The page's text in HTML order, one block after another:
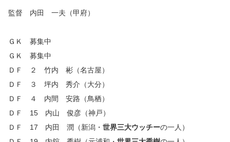
監督 内田 一夫（甲府）
ＧＫ 募集中
ＧＫ 募集中
ＤＦ ２ 竹内 彬（名古屋）
ＤＦ ３ 坪内 秀介（大分）
ＤＦ ４ 内間 安路（鳥栖）
ＤＦ 15 内山 俊彦（神戸）
ＤＦ 17 内田 潤（新潟・ 世界三大ウッチーの一人）